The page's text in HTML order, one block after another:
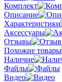
Комплект
Описание
Характеристики
Аксессуары
Отзывы
Похожие товары
Наличие
Файлы
Видео